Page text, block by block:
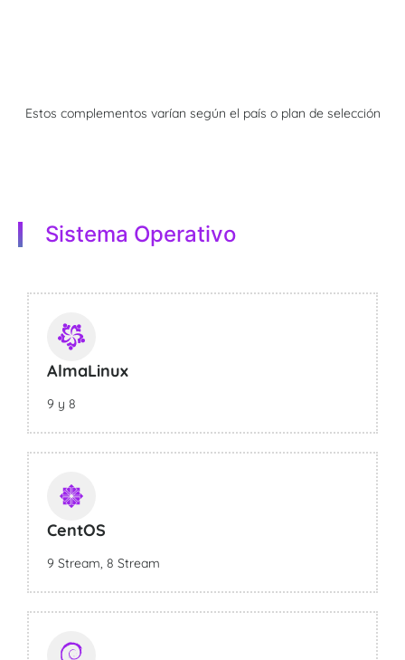
Estos complementos varían según el país o plan de selección
Sistema Operativo
AlmaLinux
9 y 8
CentOS
9 Stream, 8 Stream